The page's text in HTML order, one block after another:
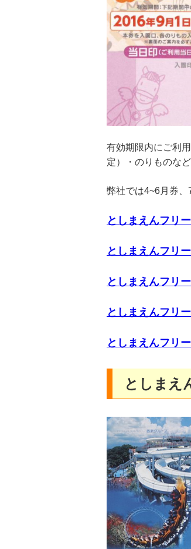
有効期限内にご利
定）・のりものな
弊社では4~6月券、
としまえんフリ
としまえんフリ
としまえんフリ
としまえんフリ
としまえんフリ
としまえ